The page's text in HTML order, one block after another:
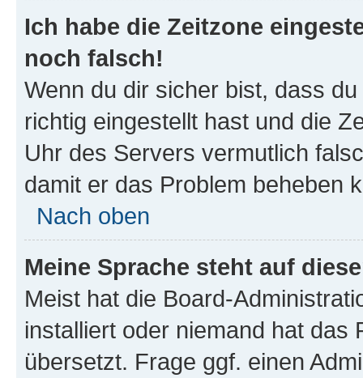
Ich habe die Zeitzone
noch falsch!
Wenn du dir sicher bist, dass
richtig eingestellt hast und die
Uhr des Servers vermutlich
damit er das Problem beheben
Nach oben
Meine Sprache steht auf
Meist hat die Board-
installiert oder niemand hat das
übersetzt. Frage ggf. einen